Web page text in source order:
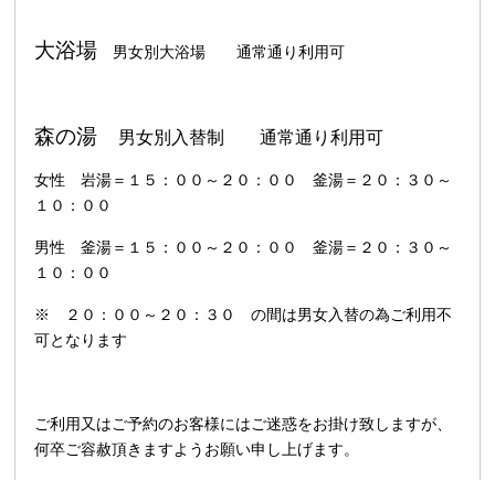
大浴場 男女別大浴場 通常通り利用可
森の湯 男女別入替制通常通り利用可
女性 岩湯＝１５：００～２０：００ 釜湯＝２０：３０～
１０：００
男性 釜湯＝１５：００～２０：００ 釜湯＝２０：３０～
１０：００
※ ２０：００～２０：３０ の間は男女入替の為ご利用不
可となります
ご利用又はご予約のお客様にはご迷惑をお掛け致しますが、
何卒ご容赦頂きますようお願い申し上げます。